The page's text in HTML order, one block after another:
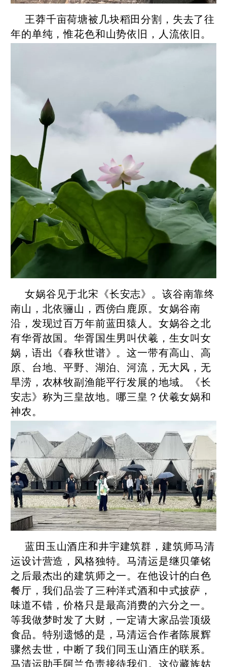
王莽千亩荷塘被几块稻田分割，失去了往
年的单纯，惟花色和山势依旧，人流依旧。
女娲谷见于北宋《长安志》。该谷南靠终
南山，北依骊山，西傍白鹿原。女娲谷南
沿，发现过百万年前蓝田猿人。女娲谷之北
有华胥故国。华胥国生男叫伏羲，生女叫女
娲，语出《春秋世谱》。这一带有高山、高
原、台地、平野、湖泊、河流，无大风，无
旱涝，农林牧副渔能平行发展的地域。《长
安志》称为三皇故地。哪三皇？伏羲女娲和
神农。
蓝田玉山酒庄和井宇建筑群，建筑师马清
运设计营造，风格独特。马清运是继贝肇铭
之后最杰出的建筑师之一。在他设计的白色
餐厅，我们品尝了三种洋式酒和中式披萨，
味道不错，价格只是最高消费的六分之一。
等我做梦时发了大财，一定请大家品尝顶级
食品。特别遗憾的是，马清运合作者陈展辉
骤然去世，中断了我们同玉山酒庄的联系。
马清运助手阿兰负责接待我们。这位藏族姑